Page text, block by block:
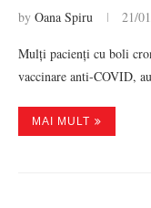
by Oana Spiru 21/
Mulți pacienți cu boli
vaccinare anti-COVID,
MAI MULT